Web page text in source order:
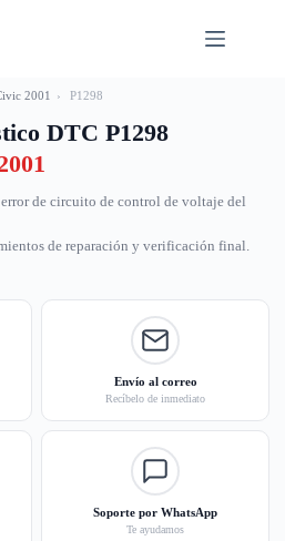
2001 › P1298
DTC P1298
de circuito de control de voltaje del
de reparación y verificación final.
Envío al correo
Recíbelo de inmediato
Soporte por WhatsApp
Te ayudamos